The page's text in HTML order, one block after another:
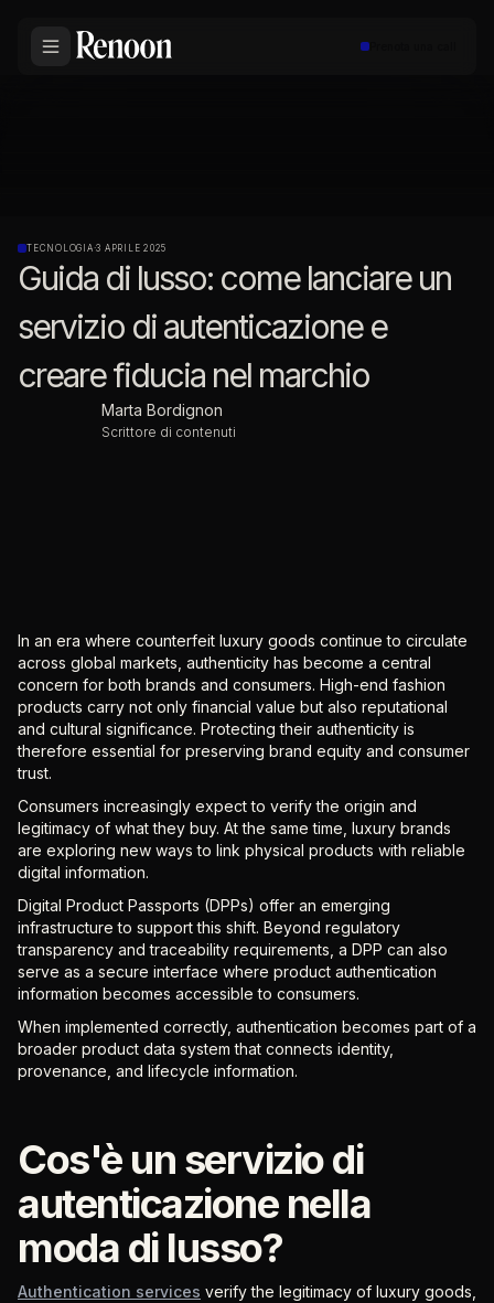
TECNOLOGIA·3 APRILE 2025
Guida di lusso: come lanciare un
servizio di autenticazione e
creare fiducia nel marchio
Marta Bordignon
Scrittore di contenuti
In an era where counterfeit luxury goods continue to circulate
across global markets, authenticity has become a central
concern for both brands and consumers. High-end fashion
products carry not only financial value but also reputational
and cultural significance. Protecting their authenticity is
therefore essential for preserving brand equity and consumer
trust.
Consumers increasingly expect to verify the origin and
legitimacy of what they buy. At the same time, luxury brands
are exploring new ways to link physical products with reliable
digital information.
Digital Product Passports (DPPs) offer an emerging
infrastructure to support this shift. Beyond regulatory
transparency and traceability requirements, a DPP can also
serve as a secure interface where product authentication
information becomes accessible to consumers.
When implemented correctly, authentication becomes part of a
broader product data system that connects identity,
provenance, and lifecycle information.
Cos'è un servizio di
autenticazione nella
moda di lusso?
Authentication services verify the legitimacy of luxury goods,